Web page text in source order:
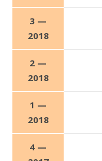
3 —
2018
2 —
2018
1 —
2018
4 —